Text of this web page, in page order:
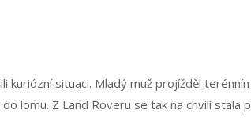
kuriózní situaci. Mladý muž projížděl
lomu. Z Land Roveru se tak na chvíli stala